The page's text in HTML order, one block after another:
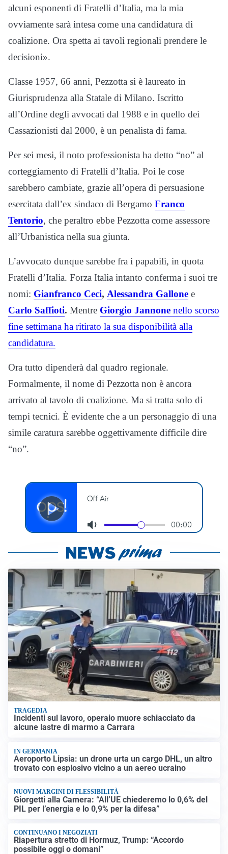
alcuni esponenti di Fratelli d’Italia, ma la mia
ovviamente sarà intesa come una candidatura di
coalizione. Ora spetta ai tavoli regionali prendere le
decisioni».
Classe 1957, 66 anni, Pezzotta si è laureato in
Giurisprudenza alla Statale di Milano. Iscritto
all’Ordine degli avvocati dal 1988 e in quello dei
Cassazionisti dal 2000, è un penalista di fama.
Per sei mesi, il noto professionista ha detto “no” al
corteggiamento di Fratelli d’Italia. Poi le cose
sarebbero cambiate, grazie all’opera di persuasione
esercitata dall’ex sindaco di Bergamo Franco
Tentorio, che peraltro ebbe Pezzotta come assessore
all’Urbanistica nella sua giunta.
L’avvocato dunque sarebbe fra i papabili, in quota
Fratelli d’Italia. Forza Italia intanto conferma i suoi tre
nomi: Gianfranco Ceci, Alessandra Gallone e
Carlo Saffioti. Mentre Giorgio Jannone nello scorso
fine settimana ha ritirato la sua disponibilità alla
candidatura.
Ora tutto dipenderà dal quadro regionale.
Formalmente, il nome di Pezzotta non è ancora
arrivato al tavolo di coalizione. Ma si tratta solo di
tempi tecnici. È evidente che a un personaggio di una
simile caratura sarebbe oggettivamente difficile dire
“no”.
TRAGEDIA
Incidenti sul lavoro, operaio muore schiacciato da
alcune lastre di marmo a Carrara
IN GERMANIA
Aeroporto Lipsia: un drone urta un cargo DHL, un altro
trovato con esplosivo vicino a un aereo ucraino
NUOVI MARGINI DI FLESSIBILITÀ
Giorgetti alla Camera: “All’UE chiederemo lo 0,6% del
PIL per l’energia e lo 0,9% per la difesa”
CONTINUANO I NEGOZIATI
Riapertura stretto di Hormuz, Trump: “Accordo
possibile oggi o domani”